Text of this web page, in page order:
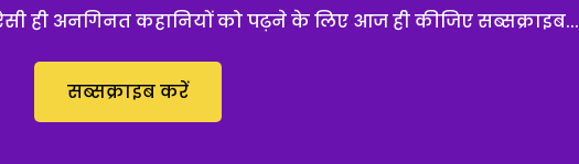
ही अनगिनत कहानियों को पढ़ने के लिए आज ही कीजिए सब्सक्राइब...
सब्सक्राइब करें